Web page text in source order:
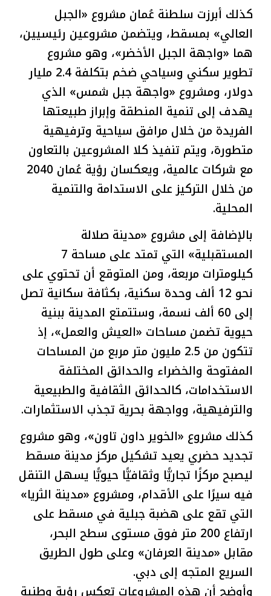
كذلك أبرزت سلطنة عُمان مشروع «الجبل
العالي» بمسقط، ويتضمن مشروعين رئيسيين،
هما «واجهة الجبل الأخضر»، وهو مشروع
تطوير سكني وسياحي ضخم بتكلفة 2.4 مليار
دولار، ومشروع «واجهة جبل شمس» الذي
يهدف إلى تنمية المنطقة وإبراز طبيعتها
الفريدة من خلال مرافق سياحية وترفيهية
متطورة، ويتم تنفيذ كلا المشروعين بالتعاون
مع شركات عالمية، ويعكسان رؤية عُمان 2040
من خلال التركيز على الاستدامة والتنمية
المحلية.
بالإضافة إلى مشروع «مدينة صلالة
المستقبلية» التي تمتد على مساحة 7
كيلومترات مربعة، ومن المتوقع أن تحتوي على
نحو 12 ألف وحدة سكنية، بكثافة سكانية تصل
إلى 60 ألف نسمة، وستتمتع المدينة ببنية
حيوية تضمن مساحات «العيش والعمل»، إذ
تتكون من 2.5 مليون متر مربع من المساحات
المفتوحة والخضراء والحدائق المختلفة
الاستخدامات، كالحدائق الثقافية والطبيعية
والترفيهية، وواجهة بحرية تجذب الاستثمارات.
كذلك مشروع «الخوير داون تاون»، وهو مشروع
تجديد حضري يعيد تشكيل مركز مدينة مسقط
ليصبح مركزًا تجاريًّا وثقافيًّا حيويًّا يسهل التنقل
فيه سيرًا على الأقدام، ومشروع «مدينة الثريا»
التي تقع على هضبة جبلية في مسقط على
ارتفاع 200 متر فوق مستوى سطح البحر،
مقابل «مدينة العرفان» وعلى طول الطريق
السريع المتجه إلى دبي.